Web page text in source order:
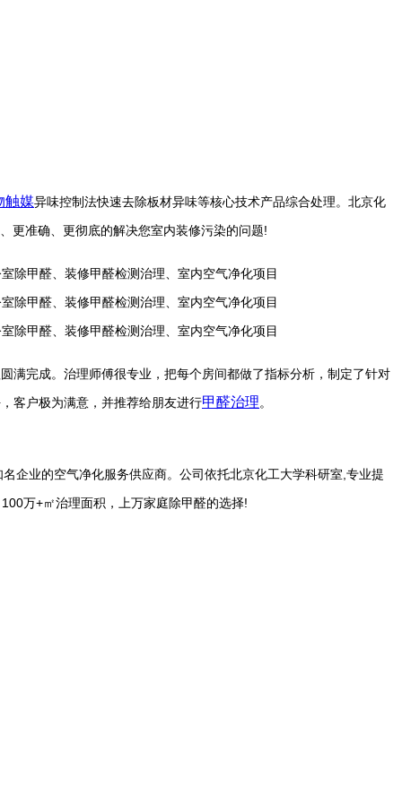
触媒异味控制法快速去除板材异味等核心技术产品综合处理。 北京化
更准确、更彻底的解决您室内装修污染的问题!
满完成。治理师傅很专业，把每个房间都做了指标分析，制定了针对
客户极为满意，并推荐给朋友进行甲醛治理。
企业的空气净化服务供应商。公司依托北京化工大学科研室,专业提
万+㎡治理面积，上万家庭除甲醛的选择!